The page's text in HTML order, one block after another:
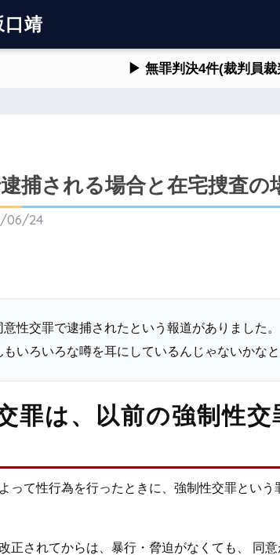
靖
▶ 無罪判決4件(裁判
捕される場合と在宅捜査の
06/24
性交罪で逮捕されたという報道がありました
いろいろな噂を耳にしているんじゃないかなと
罪は、以前の強制性交
って性行為を行ったときに、強制性交罪という
正されてからは、暴行・脅迫がなくても、 同